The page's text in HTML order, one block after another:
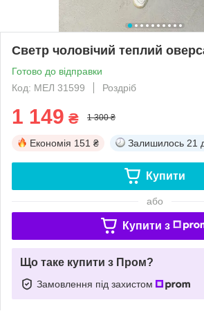
Светр чоловічий теплий
Готово до відправки
Код: МЕЛ 31599
Роздріб
1 149 ₴ 1 300 ₴
Економія 151 ₴ Залишилось 21
Купити
або
Купити з
Що таке купити з Пром?
Замовлення під захистом